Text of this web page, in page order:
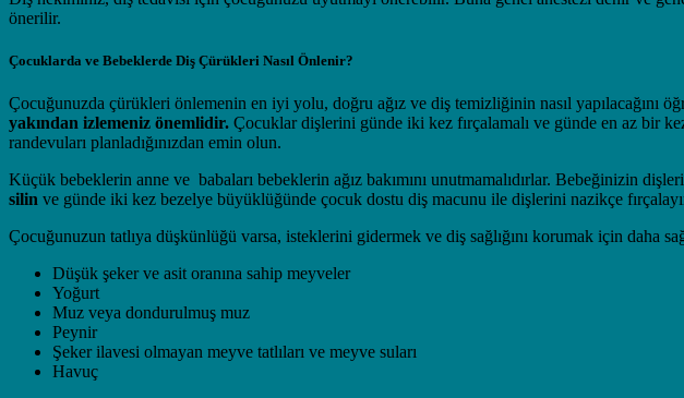
önerilir.
Çocuklarda ve Bebeklerde Diş Çürükleri Nasıl Önlenir?
Çocuğunuzda çürükleri önlemenin en iyi yolu, doğru ağız ve diş temizliğinin nasıl yapılacağını
yakından izlemeniz önemlidir. Çocuklar dişlerini günde iki kez fırçalamalı ve günde en az bir
randevuları planladığınızdan emin olun.
Küçük bebeklerin anne ve babaları bebeklerin ağız bakımını unutmamalıdırlar. Bebeğinizin
silin ve günde iki kez bezelye büyüklüğünde çocuk dostu diş macunu ile dişlerini nazikçe
Çocuğunuzun tatlıya düşkünlüğü varsa, isteklerini gidermek ve diş sağlığını korumak için daha
Düşük şeker ve asit oranına sahip meyveler
Yoğurt
Muz veya dondurulmuş muz
Peynir
Şeker ilavesi olmayan meyve tatlıları ve meyve suları
Havuç